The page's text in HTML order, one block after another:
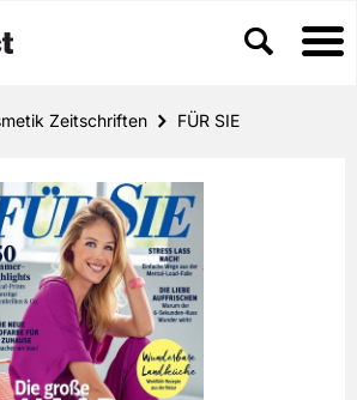
Zeitschriften FÜR SIE